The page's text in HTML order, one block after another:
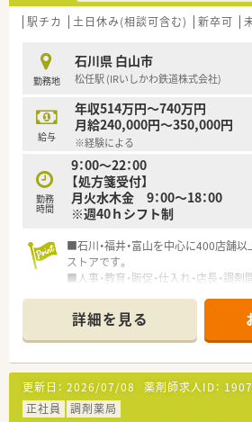
駅チカ 土日休み(相談可含む) 新卒可
勤務地
石川県 白山市
松任駅 (IRいしかわ鉄道株式会社)
給与
年収514万円～740万円
月給240,000円～350,000円
※経験による
勤務
時間
9：00～22：00
【処方箋受付】
月火水木金 9：00～18：00
※週40ｈシフト制
■石川・福井・富山を中心に400店舗
ストアです。
■人事・教育・販促・仕入れ・店長・調
す。
■近隣の総合病院からの処方を応需し
詳細を見る
更新日： 2026/07/08 薬剤師求人ID：
正社員
調剤薬局